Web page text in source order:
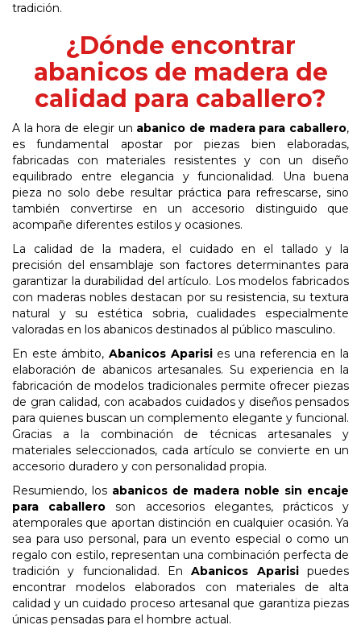
tradición.
¿Dónde encontrar
abanicos de madera de
calidad para caballero?
A la hora de elegir un abanico de madera para caballero,
es fundamental apostar por piezas bien elaboradas,
fabricadas con materiales resistentes y con un diseño
equilibrado entre elegancia y funcionalidad. Una buena
pieza no solo debe resultar práctica para refrescarse, sino
también convertirse en un accesorio distinguido que
acompañe diferentes estilos y ocasiones.
La calidad de la madera, el cuidado en el tallado y la
precisión del ensamblaje son factores determinantes para
garantizar la durabilidad del artículo. Los modelos fabricados
con maderas nobles destacan por su resistencia, su textura
natural y su estética sobria, cualidades especialmente
valoradas en los abanicos destinados al público masculino.
En este ámbito, Abanicos Aparisies una referencia en la
elaboración de abanicos artesanales. Su experiencia en la
fabricación de modelos tradicionales permite ofrecer piezas
de gran calidad, con acabados cuidados y diseños pensados
para quienes buscan un complemento elegante y funcional.
Gracias a la combinación de técnicas artesanales y
materiales seleccionados, cada artículo se convierte en un
accesorio duradero y con personalidad propia.
Resumiendo, los abanicos de madera noble sin encaje
para caballero son accesorios elegantes, prácticos y
atemporales que aportan distinción en cualquier ocasión. Ya
sea para uso personal, para un evento especial o como un
regalo con estilo, representan una combinación perfecta de
tradición y funcionalidad. EnAbanicos Aparisipuedes
encontrar modelos elaborados con materiales de alta
calidad y un cuidado proceso artesanal que garantiza piezas
únicas pensadas para el hombre actual.